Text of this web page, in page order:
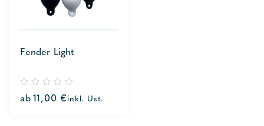
Fender Light
out
ab 11,00€inkl. Ust.